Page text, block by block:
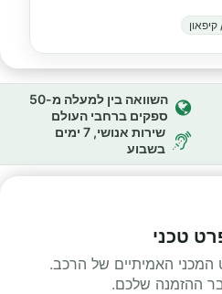
השוואה בין למעלה מ-50
ספקים ברחבי העולם
שירות אנושי, 7 ימים
בשבוע
המכני האמיתיים של הרכב.
ההזמנה שלכם.